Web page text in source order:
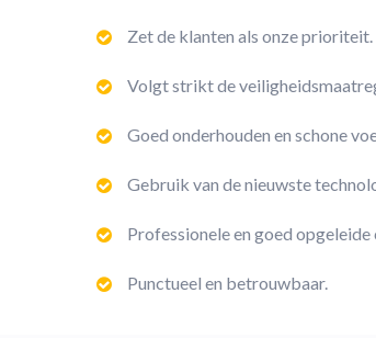
Zet de klanten als onze prioriteit.
Volgt strikt de
Goed onderhouden en schone
Gebruik van de nieuwste
Professionele en goed opgeleide
Punctueel en betrouwbaar.